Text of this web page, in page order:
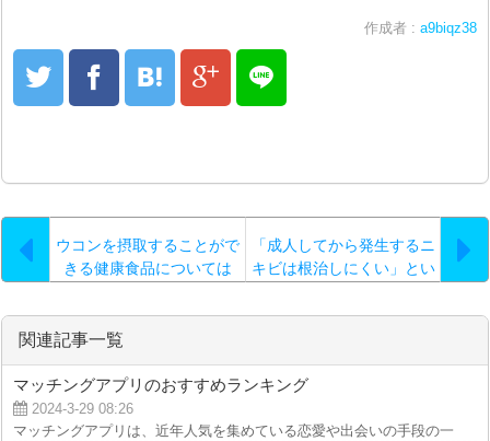
作成者 : a9biqz38
ウコンを摂取することがで
きる健康食品については
「成人してから発生するニ
キビは根治しにくい」とい
関連記事一覧
マッチングアプリのおすすめランキング
2024-3-29 08:26
マッチングアプリは、近年人気を集めている恋愛や出会いの手段の一つで